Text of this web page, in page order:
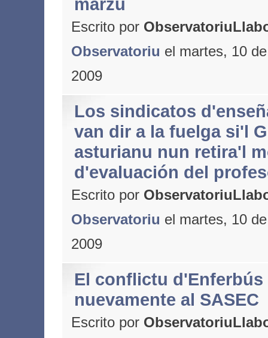
Escrito por
Observatoriu el martes, 10
2009
Los sindicatos
van dir a la fuelga si'l
asturianu nun retira'l
d'evaluación del
Escrito por
Observatoriu el martes, 10
2009
El conflictu d'Enferbús
nuevamente al SASEC
Escrito por